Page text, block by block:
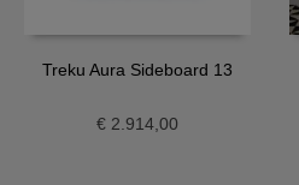
Treku Aura Sideboard 13
€2.914,00